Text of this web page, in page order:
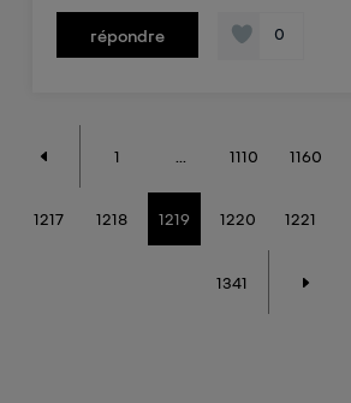
répondre 0
1 1110 1160
1217 1218 1219 1220 1221
1341